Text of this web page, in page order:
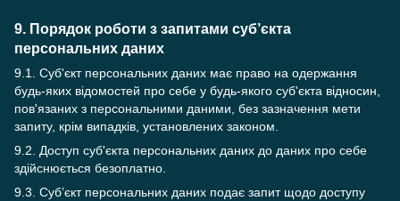
9. Порядок роботи з запитами суб’єкта
персональних даних
9.1. Суб'єкт персональних даних має право на одержання
будь-яких відомостей про себе у будь-якого суб'єкта відносин,
пов'язаних з персональними даними, без зазначення мети
запиту, крім випадків, установлених законом.
9.2. Доступ суб'єкта персональних даних до даних про себе
здійснюється безоплатно.
9.3. Суб’єкт персональних даних подає запит щодо доступу